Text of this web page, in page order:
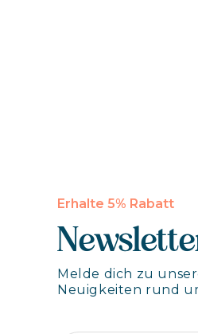
Erhalte 5% Rabatt
Melde dich zu
Neuigkeiten rund